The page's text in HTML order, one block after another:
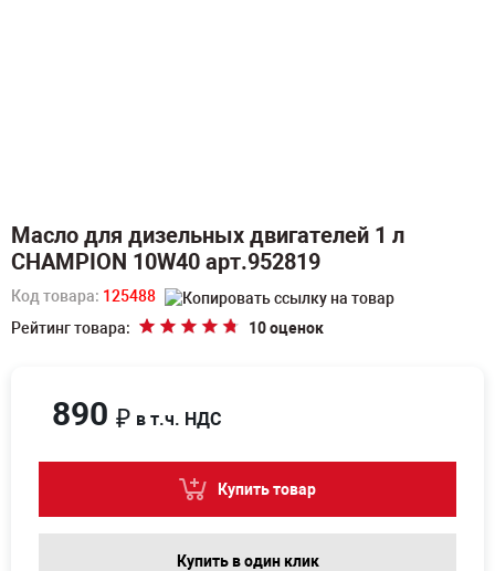
Масло для дизельных двигателей 1 л
CHAMPION 10W40 арт.952819
Код товара: 125488
Рейтинг товара:
10 оценок
890 ₽ в т.ч. НДС
Купить товар
Купить в один клик